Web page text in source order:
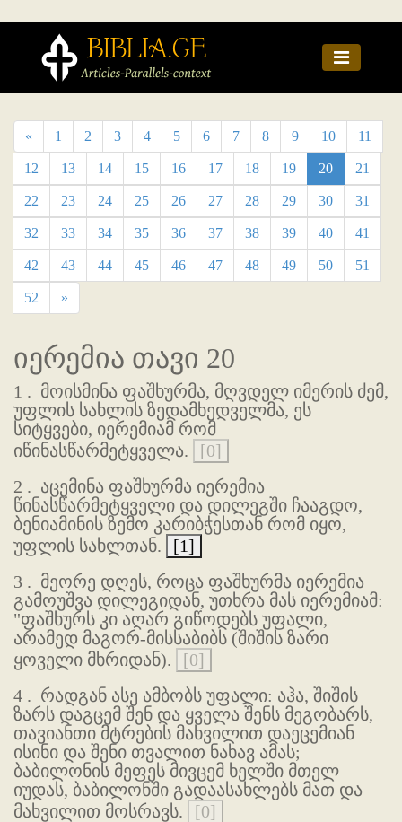
« 1 2 3 4 5 6 7 8 9 10 11
12 13 14 15 16 17 18 19 20 21
22 23 24 25 26 27 28 29 30 31
32 33 34 35 36 37 38 39 40 41
42 43 44 45 46 47 48 49 50 51
52 »
იერემია თავი 20
1 . მოისმინა ფაშხურმა, მღვდელ იმერის ძემ,
უფლის სახლის ზედამხედველმა, ეს
სიტყვები, იერემიამ რომ
იწინასწარმეტყველა.
[0]
2 . აცემინა ფაშხურმა იერემია
წინასწარმეტყველი და დილეგში ჩააგდო,
ბენიამინის ზემო კარიბჭესთან რომ იყო,
უფლის სახლთან.
[1]
3 . მეორე დღეს, როცა ფაშხურმა იერემია
გამოუშვა დილეგიდან, უთხრა მას იერემიამ:
"ფაშხურს კი აღარ გიწოდებს უფალი,
არამედ მაგორ-მისსაბიბს (შიშის ზარი
ყოველი მხრიდან).
[0]
4 . რადგან ასე ამბობს უფალი: აჰა, შიშის
ზარს დაგცემ შენ და ყველა შენს მეგობარს,
თავიანთი მტრების მახვილით დაეცემიან
ისინი და შენი თვალით ნახავ ამას;
ბაბილონის მეფეს მივცემ ხელში მთელ
იუდას, ბაბილონში გადაასახლებს მათ და
მახვილით მოსრავს.
[0]